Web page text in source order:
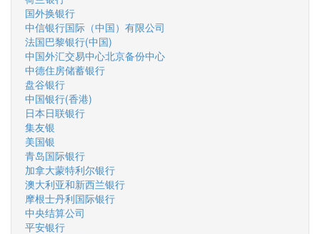
国外换银行
中信银行国际（中国）有限公司
法国巴黎银行(中国)
中国外汇交易中心北京备份中心
中德住房储蓄银行
盘谷银行
中国银行(香港)
日本日联银行
集友银
美国银
青岛国际银行
加拿大蒙特利尔银行
澳大利亚和新西兰银行
摩根士丹利国际银行
中央结算公司
平安银行